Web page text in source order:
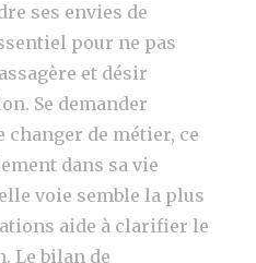
ses envies de
pour ne pas
et désir
Se demander
changer de métier, ce
dans sa vie
voie semble la plus
aide à clarifier le
Le bilan de